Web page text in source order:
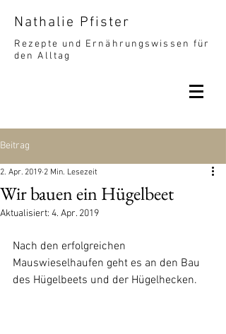
Nathalie Pfister
Rezepte und Ernährungswissen für
den Alltag
Beitrag
Wir bauen ein Hügelbeet
2. Apr. 2019 2 Min. Lesezeit
Aktualisiert: 4. Apr. 2019
Nach den erfolgreichen
Mauswieselhaufen geht es an den Bau
des Hügelbeets und der Hügelhecken.